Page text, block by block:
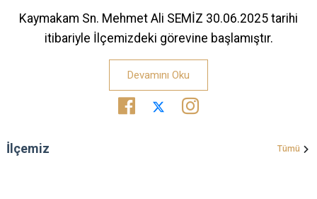
Kaymakam Sn. Mehmet Ali SEMİZ 30.06.2025 tarihi
itibariyle İlçemizdeki görevine başlamıştır.
Devamını Oku
İlçemiz Tümü